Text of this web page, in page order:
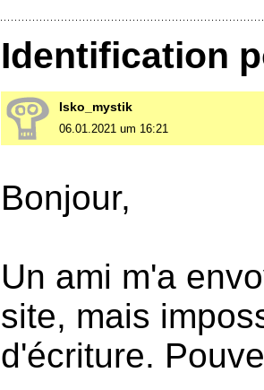
Identification
Isko_mystik
06.01.2021 um 16:21
Bonjour,
Un ami m'a
site, mais
d'écriture.